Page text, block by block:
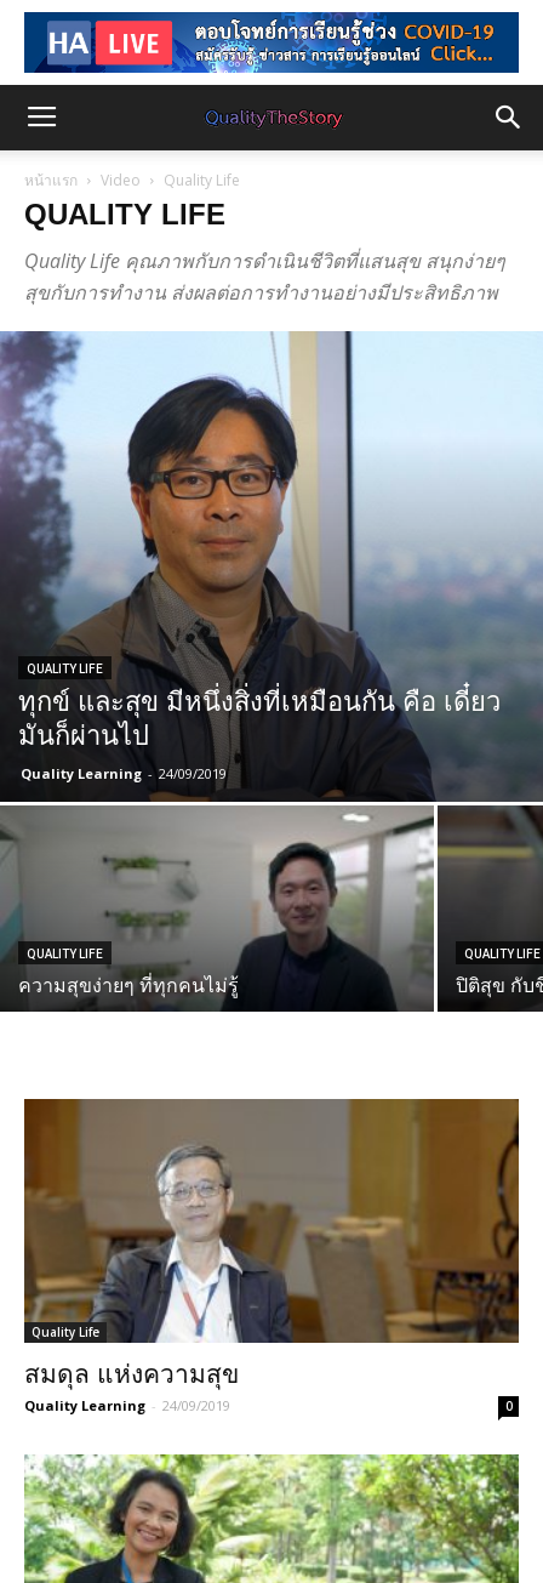
หน้าแรก Video Quality Life
QUALITY LIFE
Quality Life คุณภาพกับการดำเนินชีวิตที่แสนสุข สนุกง่ายๆ
สุขกับการทำงาน ส่งผลต่อการทำงานอย่างมีประสิทธิภาพ
QUALITY LIFE
ทุกข์ และสุข มีหนึ่งสิ่งที่เหมือนกัน คือ เดี๋ยว
มันก็ผ่านไป
Quality Learning - 24/09/2019
QUALITY LIFE
ความสุขง่ายๆ ที่ทุกคนไม่รู้
QUALITY LIFE
ปิติสุข กับ
Quality Life
สมดุล แห่งความสุข
Quality Learning - 24/09/2019 0